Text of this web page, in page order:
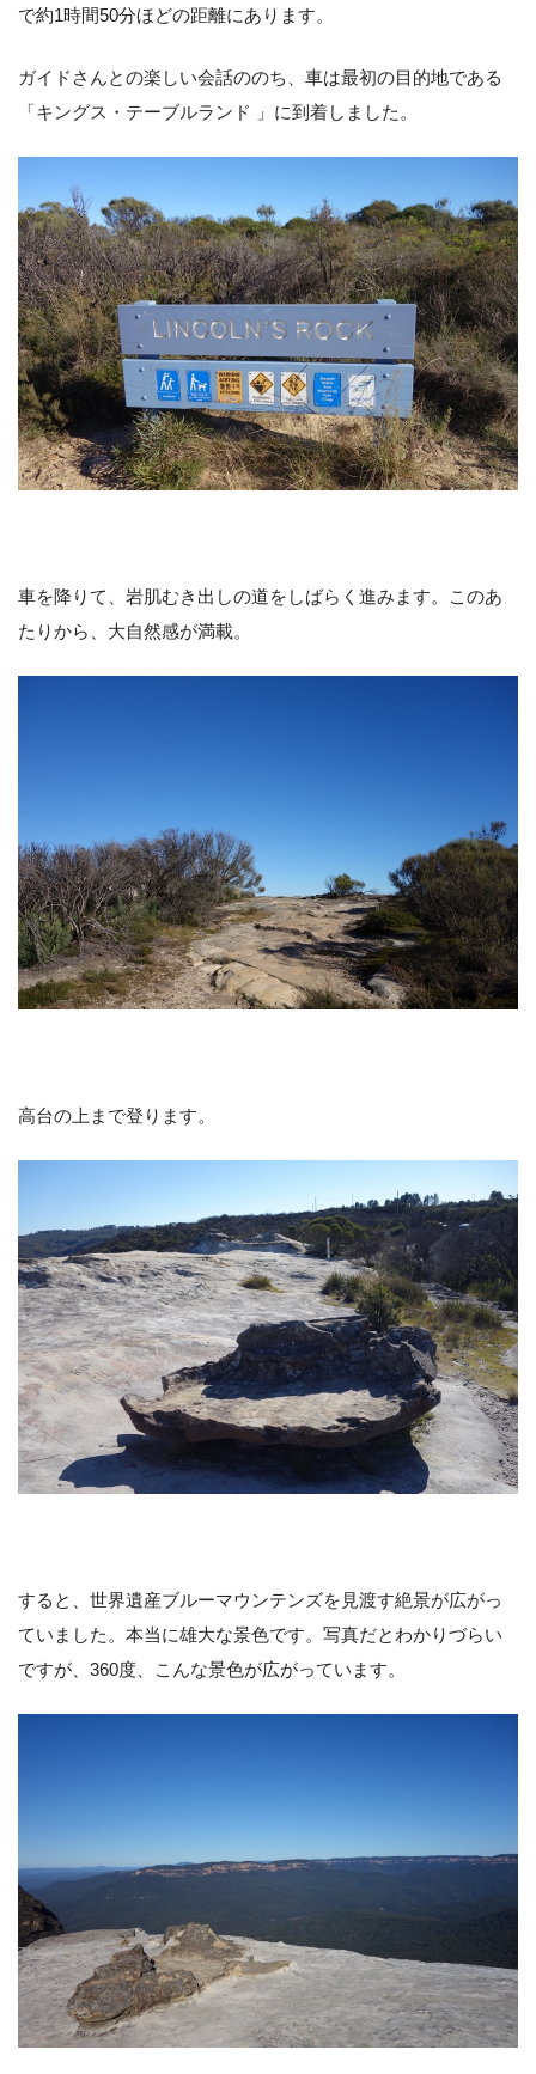
で約1時間50分ほどの距離にあります。
ガイドさんとの楽しい会話ののち、車は最初の目的地である
「キングス・テーブルランド 」に到着しました。
車を降りて、岩肌むき出しの道をしばらく進みます。このあ
たりから、大自然感が満載。
高台の上まで登ります。
すると、世界遺産ブルーマウンテンズを見渡す絶景が広がっ
ていました。本当に雄大な景色です。写真だとわかりづらい
ですが、360度、こんな景色が広がっています。